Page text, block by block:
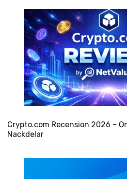
Crypto.com Recension 2026 –
Nackdelar